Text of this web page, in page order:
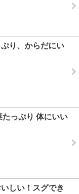
り、からだにい
っぷり 体にいい
しい！スグでき